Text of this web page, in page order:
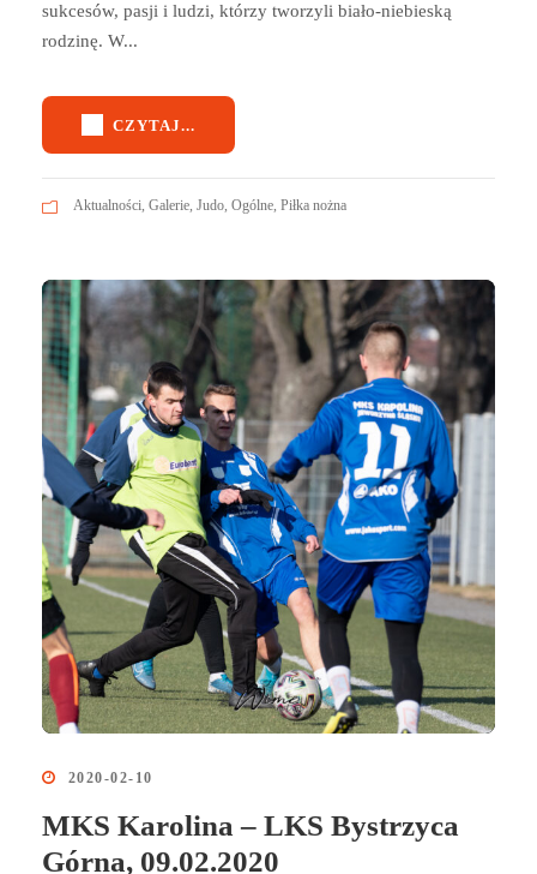
sukcesów, pasji i ludzi, którzy tworzyli biało‑niebieską
rodzinę. W...
CZYTAJ...
Aktualności, Galerie, Judo, Ogólne, Piłka nożna
2020-02-10
MKS Karolina – LKS Bystrzyca
Górna, 09.02.2020